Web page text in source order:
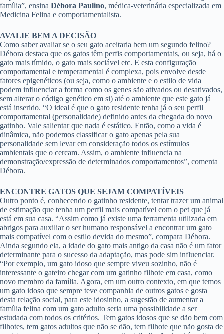
família”, ensina Débora Paulino, médica-veterinária especializada em
Medicina Felina e comportamentalista.
AVALIE BEM A DECISÃO
Como saber avaliar se o seu gato aceitaria bem um segundo felino?
Débora destaca que os gatos têm perfis comportamentais, ou seja, há o
gato mais tímido, o gato mais sociável etc. E esta configuração
comportamental e temperamental é complexa, pois envolve desde
fatores epigenéticos (ou seja, como o ambiente e o estilo de vida
podem influenciar a forma como os genes são ativados ou desativados,
sem alterar o código genético em si) até o ambiente que este gato já
está inserido. “O ideal é que o gato residente tenha já o seu perfil
comportamental (personalidade) definido antes da chegada do novo
gatinho. Vale salientar que nada é estático. Então, como a vida é
dinâmica, não podemos classificar o gato apenas pela sua
personalidade sem levar em consideração todos os estímulos
ambientais que o cercam. Assim, o ambiente influencia na
demonstração/expressão de determinados comportamentos”, comenta
Débora.
ENCONTRE GATOS QUE SEJAM COMPATÍVEIS
Outro ponto é, conhecendo o gatinho residente, tentar trazer um animal
de estimação que tenha um perfil mais compatível com o pet que já
está em sua casa. “Assim como já existe uma ferramenta utilizada em
abrigos para auxiliar o ser humano responsável a encontrar um gato
mais compatível com o estilo devida do mesmo”, compara Débora.
Ainda segundo ela, a idade do gato mais antigo da casa não é um fator
determinante para o sucesso da adaptação, mas pode sim influenciar.
“Por exemplo, um gato idoso que sempre viveu sozinho, não é
interessante o gateiro chegar com um gatinho filhote em casa, como
novo membro da família. Agora, em um outro contexto, em que temos
um gato idoso que sempre teve companhia de outros gatos e gosta
desta relação social, para este idosinho, a sugestão de aumentar a
família felina com um gato adulto seria uma possibilidade a ser
estudada com todos os critérios. Tem gatos idosos que se dão bem com
filhotes, tem gatos adultos que não se dão, tem filhote que não gosta de